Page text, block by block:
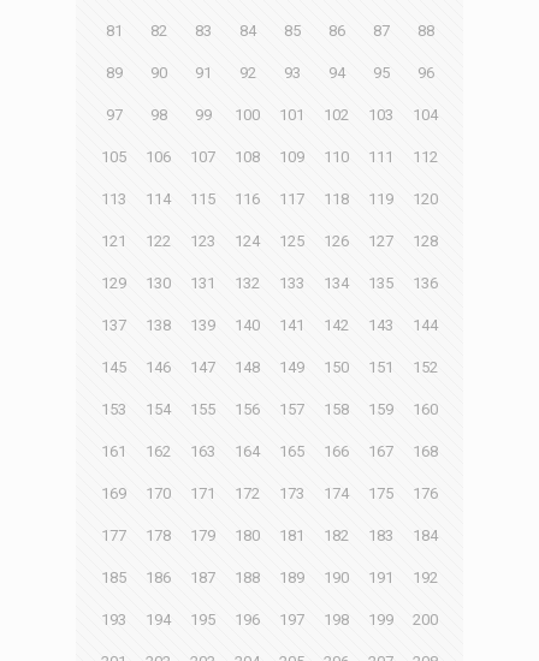
81 82 83 84 85 86 87 88
89 90 91 92 93 94 95 96
97 98 99 100 101 102 103 104
105 106 107 108 109 110 111 112
113 114 115 116 117 118 119 120
121 122 123 124 125 126 127 128
129 130 131 132 133 134 135 136
137 138 139 140 141 142 143 144
145 146 147 148 149 150 151 152
153 154 155 156 157 158 159 160
161 162 163 164 165 166 167 168
169 170 171 172 173 174 175 176
177 178 179 180 181 182 183 184
185 186 187 188 189 190 191 192
193 194 195 196 197 198 199 200